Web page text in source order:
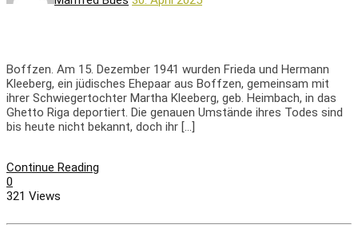
Boffzen. Am 15. Dezember 1941 wurden Frieda und Hermann
Kleeberg, ein jüdisches Ehepaar aus Boffzen, gemeinsam mit
ihrer Schwiegertochter Martha Kleeberg, geb. Heimbach, in das
Ghetto Riga deportiert. Die genauen Umstände ihres Todes sind
bis heute nicht bekannt, doch ihr […]
Continue Reading
0
321 Views